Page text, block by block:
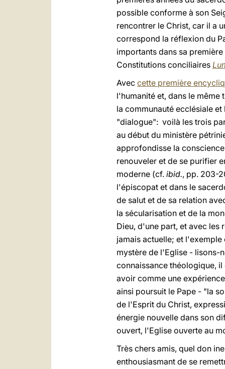
possible conforme à son
rencontrer le Christ, car il a
correspond la réflexion du
importants dans sa
Constitutions conciliaires
Avec cette première
l'humanité et, dans le
la communauté ecclésiale
"dialogue": voilà les trois
au début du ministère
approfondisse la
renouveler et de se purifier
moderne (cf. ibid., pp. 203-
l'épiscopat et dans le
de salut et de sa relation
la sécularisation et de la
Dieu, d'une part, et avec les
jamais actuelle; et
mystère de l'Eglise -
connaissance théologique,
avoir comme une
ainsi poursuit le Pape - "la
de l'Esprit du Christ,
énergie nouvelle dans son
ouvert, l'Eglise ouverte au
Très chers amis, quel don
enthousiasmant de se